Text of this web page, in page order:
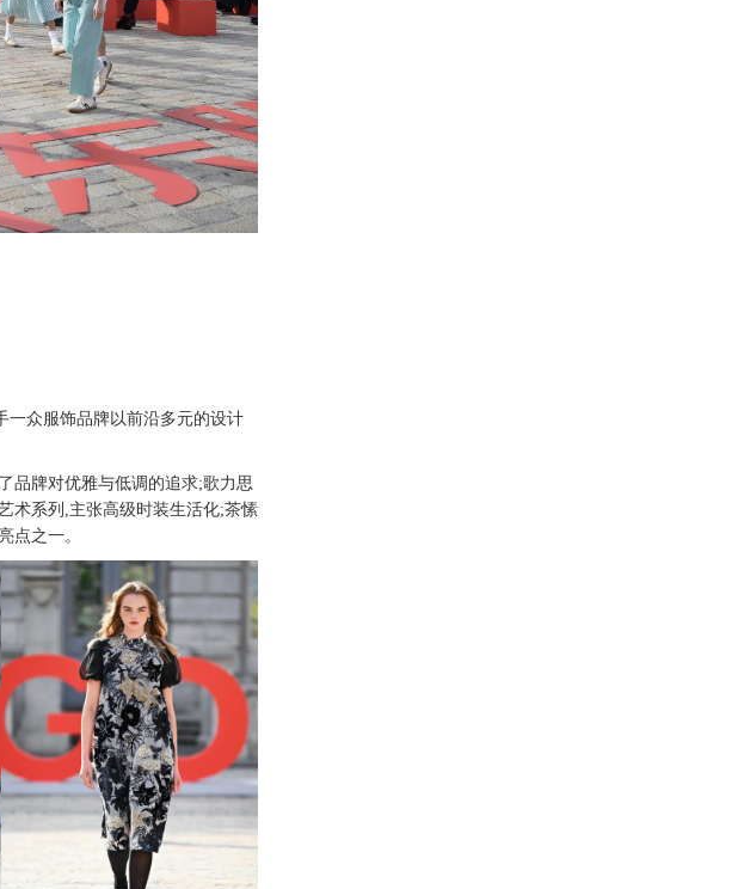
一众服饰品牌以前沿多元的设计
品牌对优雅与低调的追求;歌力思
术系列,主张高级时装生活化;茶愫
点之一。